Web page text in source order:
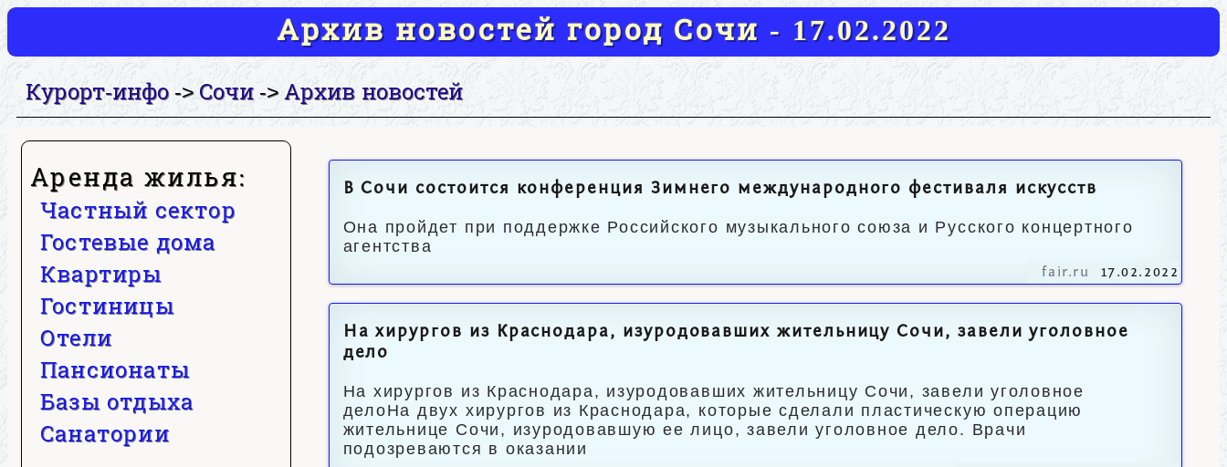
Архив новостей город Сочи - 17.02.2022
Курорт-инфо-> Сочи->Архив новостей
Аренда жилья:
Частный сектор
Гостевые дома
Квартиры
Гостиницы
Отели
Пансионаты
Базы отдыха
Санатории
В Сочи состоится конференция Зимнего международного фестиваля искусств
Она пройдет при поддержке Российского музыкального союза и Русского концертного
агентства
fair.ru 17.02.2022
На хирургов из Краснодара, изуродовавших жительницу Сочи, завели уголовное
дело
На хирургов из Краснодара, изуродовавших жительницу Сочи, завели уголовное
делоНа двух хирургов из Краснодара, которые сделали пластическую операцию
жительнице Сочи, изуродовавшую ее лицо, завели уголовное дело. Врачи
подозреваются в оказании